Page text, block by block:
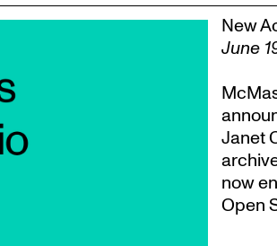
New
June
Janet
now
Open